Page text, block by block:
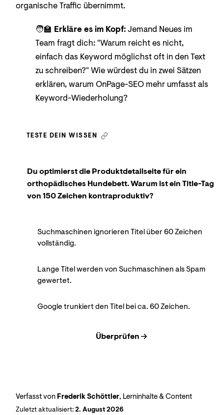
organische Traffic übernimmt.
🧑‍🏫 Erkläre es im Kopf:Jemand Neues im
Team fragt dich: "Warum reicht es nicht,
einfach das Keyword möglichst oft in den Text
zu schreiben?" Wie würdest du in zwei Sätzen
erklären, warum OnPage-SEO mehr umfasst als
Keyword-Wiederholung?
TESTE DEIN WISSEN
Du optimierst die Produktdetailseite für ein
orthopädisches Hundebett. Warum ist ein Title-Tag
von 150 Zeichen kontraproduktiv?
Suchmaschinen ignorieren Titel über 60 Zeichen
vollständig.
Lange Titel werden von Suchmaschinen als Spam
gewertet.
Google trunkiert den Titel bei ca. 60 Zeichen.
Überprüfen
Verfasst von Frederik Schöttler, Lerninhalte & Content
Zuletzt aktualisiert:2. August 2026